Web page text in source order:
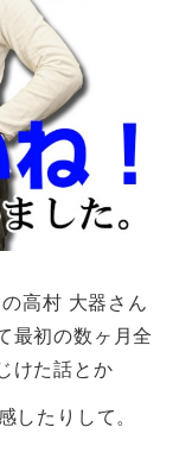
高村 大器さん
最初の数ヶ月全
けた話とか
したりして。